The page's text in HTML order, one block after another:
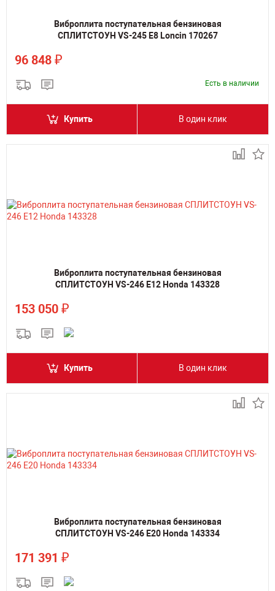
Виброплита поступательная бензиновая
СПЛИТСТОУН VS-245 E8 Loncin 170267
96 848 ₽
Есть в наличии
Купить В один клик
Виброплита поступательная бензиновая
СПЛИТСТОУН VS-246 E12 Honda 143328
153 050 ₽
Купить В один клик
Виброплита поступательная бензиновая
СПЛИТСТОУН VS-246 E20 Honda 143334
171 391 ₽